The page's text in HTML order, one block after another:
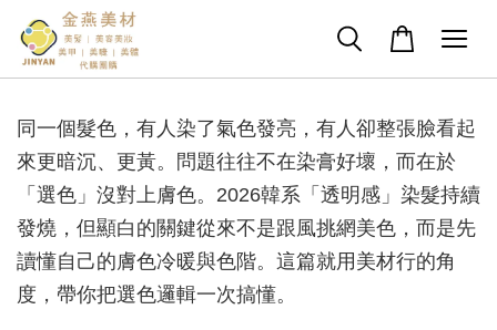
同一個髮色，有人染了氣色發亮，有人卻整張臉看起
來更暗沉、更黃。問題往往不在染膏好壞，而在於
「選色」沒對上膚色。2026韓系「透明感」染髮持續
發燒，但顯白的關鍵從來不是跟風挑網美色，而是先
讀懂自己的膚色冷暖與色階。這篇就用美材行的角
度，帶你把選色邏輯一次搞懂。